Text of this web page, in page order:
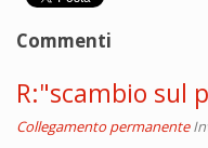
Commenti
R:"scambio sul
Collegamento permanente